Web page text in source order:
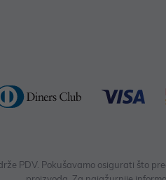
PDV. Pokušavamo osigurati što